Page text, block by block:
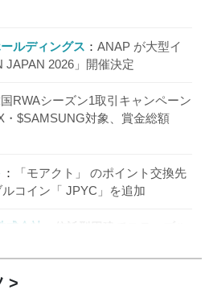
ルディングス
ANAP が大型イ
JAPAN 2026」開催決定
RWAシーズン1取引キャンペーン
・$SAMSUNG対象、賞金総額
「モアクト」 のポイント交換先
コイン「 JPYC」を追加
式会社
信託型円建てステーブル